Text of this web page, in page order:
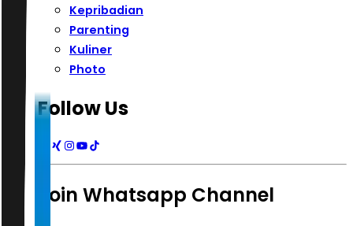
Kepribadian
Parenting
Kuliner
Photo
Follow Us
Join Whatsapp Channel